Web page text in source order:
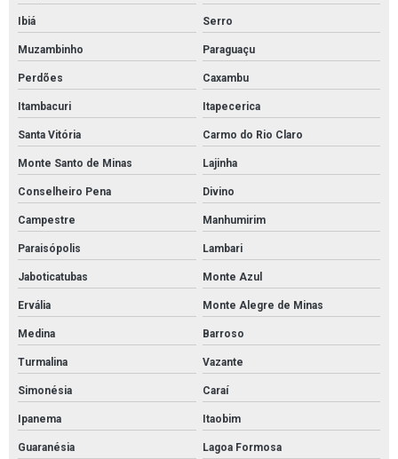
Manta absorvente para vazamento de óleo
Manta para absorver óleo
Mantas absorvente de óleo e derivados
Cordão absorvente para líquidos agressivos
Tubolit manta isolante
Tubolit para isolamento de tubulação
Tubolit tubos isolantes
Ibiá Serro
Muzambinho Paraguaçu
Perdões Caxambu
Itambacuri Itapecerica
Santa Vitória Carmo do Rio Claro
Monte Santo de Minas Lajinha
Conselheiro Pena Divino
Campestre Manhumirim
Paraisópolis Lambari
Jaboticatubas Monte Azul
Ervália Monte Alegre de Minas
Medina Barroso
Turmalina Vazante
Simonésia Caraí
Ipanema Itaobim
Guaranésia Lagoa Formosa